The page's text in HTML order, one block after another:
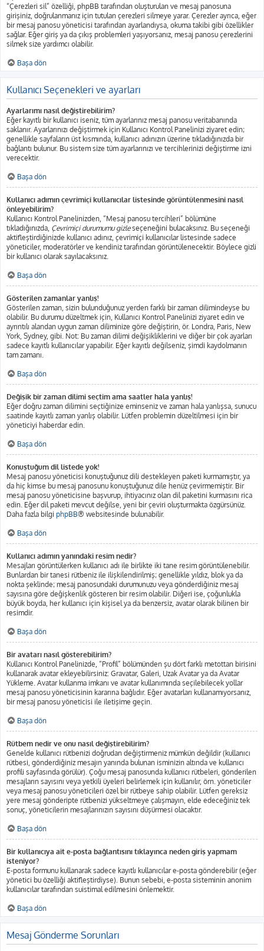
“Çerezleri sil” özelliği, phpBB tarafından oluşturulan ve mesaj panosuna
girişiniz, doğrulanmanız için tutulan çerezleri silmeye yarar. Çerezler ayrıca, eğer
bir mesaj panosu yöneticisi tarafından ayarlandıysa, okuma takibi gibi özellikler
sağlar. Eğer giriş ya da çıkış problemleri yaşıyorsanız, mesaj panosu çerezlerini
silmek size yardımcı olabilir.
Başa dön
Kullanıcı Seçenekleri ve ayarları
Ayarlarımı nasıl değiştirebilirim?
Eğer kayıtlı bir kullanıcı iseniz, tüm ayarlarınız mesaj panosu veritabanında
saklanır. Ayarlarınızı değiştirmek için Kullanıcı Kontrol Panelinizi ziyaret edin;
genellikle sayfaların üst kısmında, kullanıcı adınızın üzerine tıkladığınızda bir
bağlantı bulunur. Bu sistem size tüm ayarlarınızı ve tercihlerinizi değiştirme izni
verecektir.
Başa dön
Kullanıcı adımın çevrimiçi kullanıcılar listesinde görüntülenmesini nasıl
önleyebilirim?
Kullanıcı Kontrol Panelinizden, “Mesaj panosu tercihleri” bölümüne
tıkladığınızda, Çevrimiçi durumumu gizleseçeneğini bulacaksınız. Bu seçeneği
aktifleştirdiğinizde kullanıcı adınız, çevrimiçi kullanıcılar listesinde sadece
yöneticiler, moderatörler ve kendiniz tarafından görüntülenecektir. Böylece gizli
bir kullanıcı olarak sayılacaksınız.
Başa dön
Gösterilen zamanlar yanlış!
Gösterilen zaman, sizin bulunduğunuz yerden farklı bir zaman dilimindeyse bu
olabilir. Bu durumu düzeltmek için, Kullanıcı Kontrol Panelinizi ziyaret edin ve
ayrıntılı alandan uygun zaman diliminize göre değiştirin, ör. Londra, Paris, New
York, Sydney, gibi. Not: Bu zaman dilimi değişikliklerini ve diğer bir çok ayarları
sadece kayıtlı kullanıcılar yapabilir. Eğer kayıtlı değilseniz, şimdi kaydolmanın
tam zamanı.
Başa dön
Değişik bir zaman dilimi seçtim ama saatler hala yanlış!
Eğer doğru zaman dilimini seçtiğinize eminseniz ve zaman hala yanlışsa, sunucu
saatinde kayıtlı zaman yanlış olabilir. Lütfen problemin düzeltilmesi için bir
yöneticiyi haberdar edin.
Başa dön
Konuştuğum dil listede yok!
Mesaj panosu yöneticisi konuştuğunuz dili destekleyen paketi kurmamıştır, ya
da hiç kimse bu mesaj panosunu konuştuğunuz dile henüz çevirmemiştir. Bir
mesaj panosu yöneticisine başvurup, ihtiyacınız olan dil paketini kurmasını rica
edin. Eğer dil paketi mevcut değilse, yeni bir çeviri oluşturmakta özgürsünüz.
Daha fazla bilgi phpBB® websitesinde bulunabilir.
Başa dön
Kullanıcı adımın yanındaki resim nedir?
Mesajları görüntülerken kullanıcı adı ile birlikte iki tane resim görüntülenebilir.
Bunlardan bir tanesi rütbeniz ile ilişkilendirilmiş; genellikle yıldız, blok ya da
nokta şeklinde; mesaj panosundaki durumunuzu veya gönderdiğiniz mesaj
sayısına göre değişkenlik gösteren bir resim olabilir. Diğeri ise, çoğunlukla
büyük boyda, her kullanıcı için kişisel ya da benzersiz, avatar olarak bilinen bir
resimdir.
Başa dön
Bir avatarı nasıl gösterebilirim?
Kullanıcı Kontrol Panelinizde, “Profil” bölümünden şu dört farklı metottan birisini
kullanarak avatar ekleyebilirsiniz: Gravatar, Galeri, Uzak Avatar ya da Avatar
Yükleme. Avatar kullanma imkanı ve avatar kullanımında seçilebilecek yollar
mesaj panosu yöneticisinin kararına bağlıdır. Eğer avatarları kullanamıyorsanız,
bir mesaj panosu yöneticisi ile iletişime geçin.
Başa dön
Rütbem nedir ve onu nasıl değiştirebilirim?
Genelde kullanıcı rütbenizi doğrudan değiştirmeniz mümkün değildir (kullanıcı
rütbesi, gönderdiğiniz mesajın yanında bulunan isminizin altında ve kullanıcı
profili sayfasında görülür). Çoğu mesaj panosunda kullanıcı rütbeleri, gönderilen
mesajların sayısını veya yetkili üyeleri belirlemek için kullanılır, örn. yöneticiler
veya mesaj panosu yöneticileri özel bir rütbeye sahip olabilir. Lütfen gereksiz
yere mesaj gönderipte rütbenizi yükseltmeye çalışmayın, elde edeceğiniz tek
sonuç, yöneticilerin mesajlarınızın sayısını düşürmesi olacaktır.
Başa dön
Bir kullanıcıya ait e-posta bağlantısını tıklayınca neden giriş yapmam
isteniyor?
E-posta formunu kullanarak sadece kayıtlı kullanıcılar e-posta gönderebilir (eğer
yönetici bu özelliği aktifleştirdiyse). Bunun sebebi, e-posta sisteminin anonim
kullanıcılar tarafından suistimal edilmesini önlemektir.
Başa dön
Mesaj Gönderme Sorunları